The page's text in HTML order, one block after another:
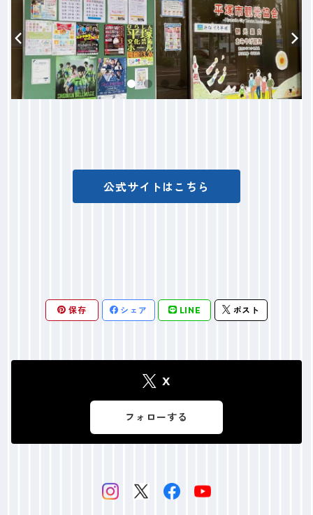
公式サイトはこちら
保存 シェア LINE ポスト
X
フォローする